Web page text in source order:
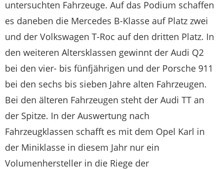
untersuchten Fahrzeuge. Auf das Podium schaffen
es daneben die Mercedes B-Klasse auf Platz zwei
und der Volkswagen T-Roc auf den dritten Platz. In
den weiteren Altersklassen gewinnt der Audi Q2
bei den vier- bis fünfjährigen und der Porsche 911
bei den sechs bis sieben Jahre alten Fahrzeugen.
Bei den älteren Fahrzeugen steht der Audi TT an
der Spitze. In der Auswertung nach
Fahrzeugklassen schafft es mit dem Opel Karl in
der Miniklasse in diesem Jahr nur ein
Volumenhersteller in die Riege der